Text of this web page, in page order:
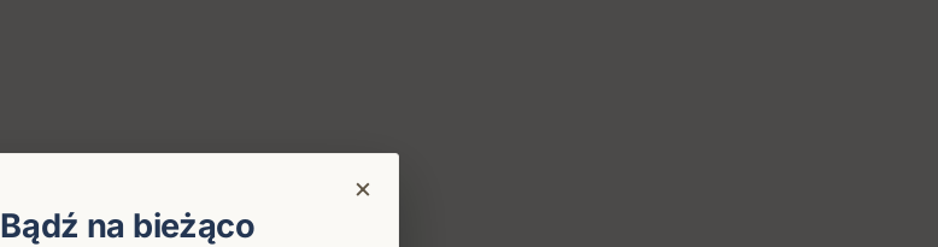
×
Bądź na bieżąco